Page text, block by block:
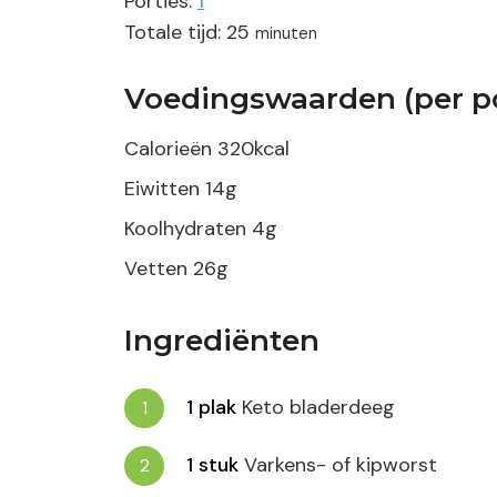
Totale tijd: 25 minuten
minuten
Voedingswaarden (per
Calorieën 320kcal
Eiwitten 14g
Koolhydraten 4g
Vetten 26g
Ingrediënten
1 plak Keto bladerdeeg
1 stuk Varkens- of kipworst